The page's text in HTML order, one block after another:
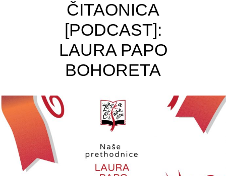
ČITAONICA
[PODCAST]:
LAURA PAPO
BOHORETA